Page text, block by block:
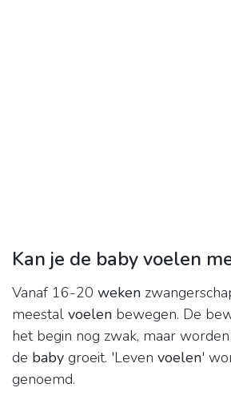
Kan je de baby voelen
Vanaf 16-20 weken
meestal voelen bewegen. De
het begin nog zwak, maar
de baby groeit. 'Leven voelen'
genoemd.